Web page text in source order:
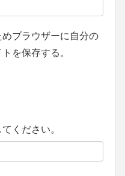
ブラウザーに自分の
を保存する。
ください。